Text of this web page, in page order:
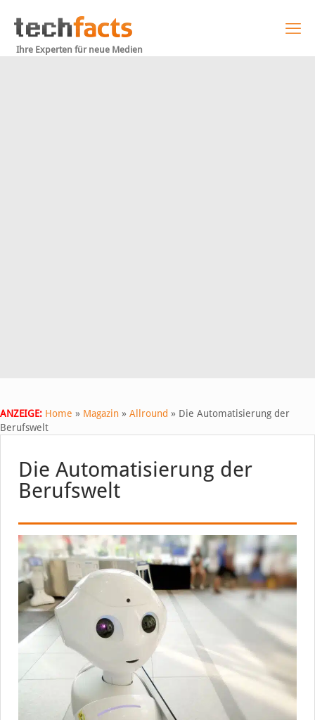
Ihre Experten für neue Medien
ANZEIGE: Home » Magazin » Allround » Die Automatisierung der
Berufswelt
Die Automatisierung der
Berufswelt